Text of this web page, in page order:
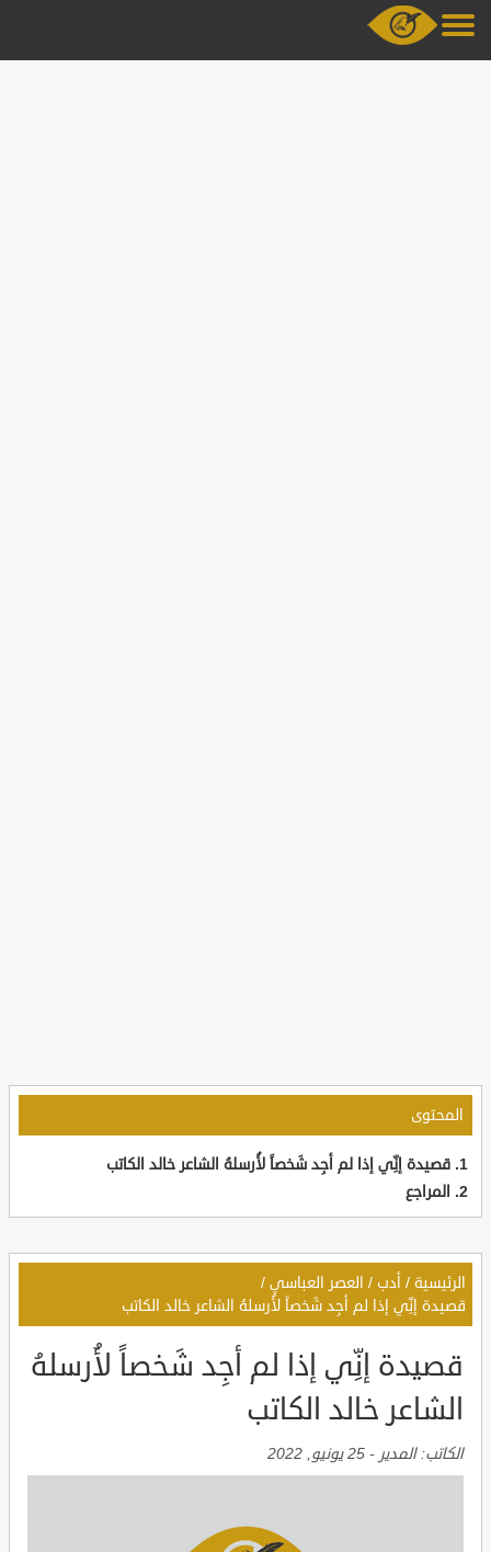
المحتوى
قصيدة إنِّي إذا لم أجِد شَخصاً لأُرسلهُ الشاعر خالد الكاتب
المراجع
الرئيسية / أدب / العصر العباسي /
قصيدة إنِّي إذا لم أجِد شَخصاً لأُرسلهُ الشاعر خالد الكاتب
قصيدة إنِّي إذا لم أجِد شَخصاً لأُرسلهُ
الشاعر خالد الكاتب
الكاتب:المدير - 25 يونيو, 2022